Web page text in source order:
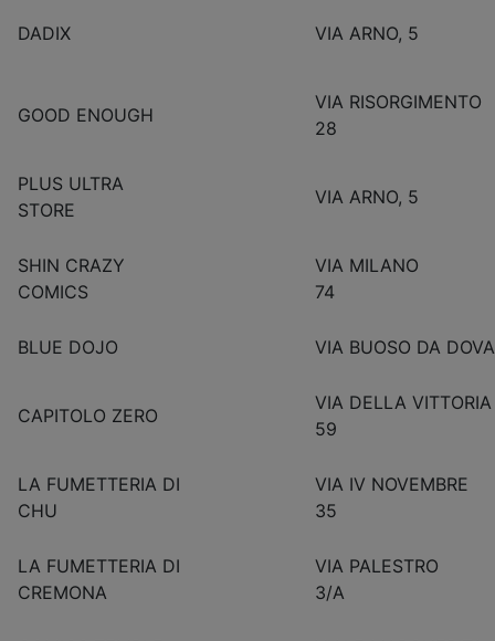
DADIX VIA
GOOD ENOUGH
VIA RISORGIMENTO
28
PLUS ULTRA
STORE
VIA
SHIN CRAZY
COMICS
VIA MILANO
74
BLUE DOJO VIA BUOSO DA
CAPITOLO ZERO
VIA DELLA VITTORIA
59
LA FUMETTERIA DI
CHU
VIA IV NOVEMBRE
35
LA FUMETTERIA DI
CREMONA
VIA PALESTRO
3/A